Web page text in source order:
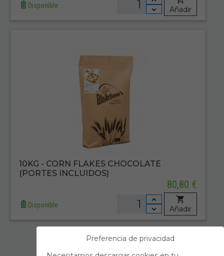
Disponible Añadir
10KG - CORN FLAKES CHOCOLATE
(PORTES INCLUIDOS)
80,80 €
Disponible Añadir
Preferencia de privacidad